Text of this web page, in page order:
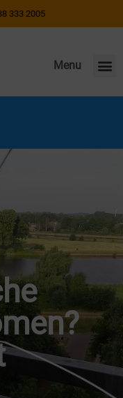
333 2005
Menu
20 juli t/m 7
bereikbaar!